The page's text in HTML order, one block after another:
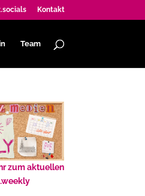
Kontakt
Team
zum aktuellen